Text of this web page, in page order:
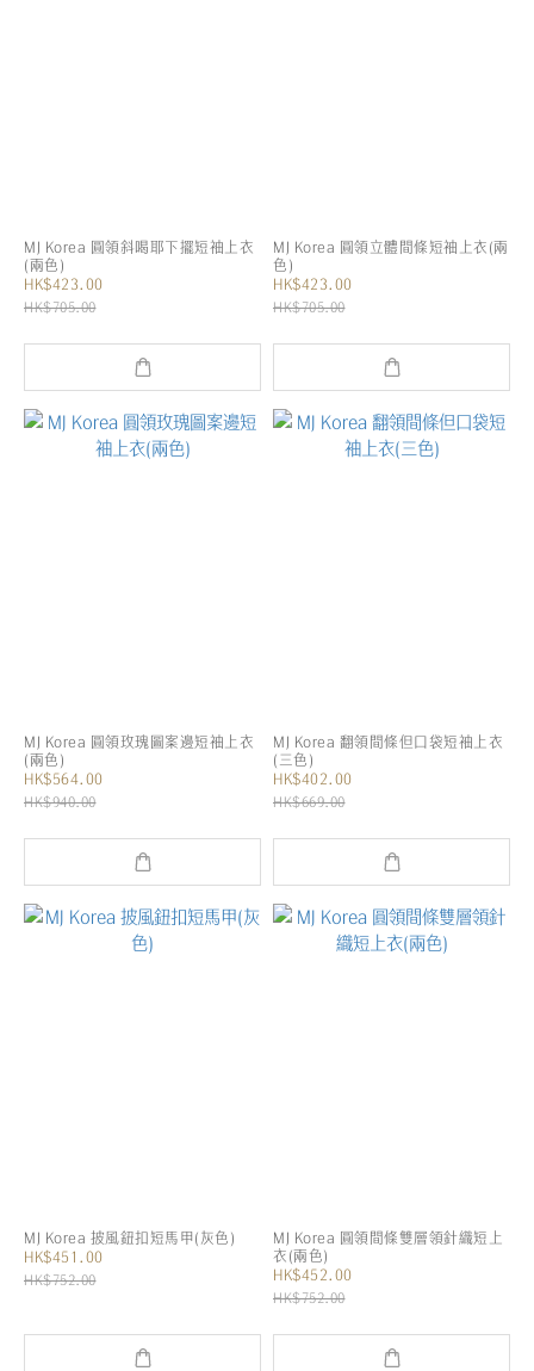
MJ Korea 圓領斜喝耶下擺短袖上衣
(兩色)
HK$423.00
HK$705.00
MJ Korea 圓領立體間條短袖上衣(兩
色)
HK$423.00
HK$705.00
MJ Korea 圓領玫瑰圖案邊短袖上衣
(兩色)
HK$564.00
HK$940.00
MJ Korea 翻領間條但口袋短袖上衣
(三色)
HK$402.00
HK$669.00
MJ Korea 披風鈕扣短馬甲(灰色)
HK$451.00
HK$752.00
MJ Korea 圓領間條雙層領針織短上
衣(兩色)
HK$452.00
HK$752.00